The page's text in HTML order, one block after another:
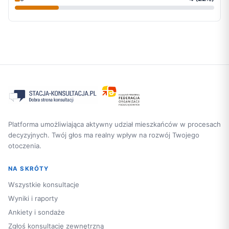
Platforma umożliwiająca aktywny udział mieszkańców w procesach
decyzyjnych. Twój głos ma realny wpływ na rozwój Twojego
otoczenia.
NA SKRÓTY
Wszystkie konsultacje
Wyniki i raporty
Ankiety i sondaże
Zgłoś konsultację zewnętrzną